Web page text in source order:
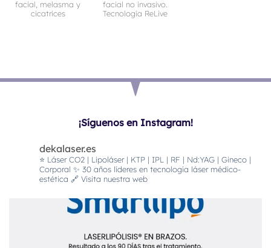
facial, melasma y
cicatrices
facial no invasivo.
Tecnología ReLive
¡Síguenos en Instagram!
dekalaser.es
⭐️ Láser CO2 | Lipoláser | KTP | IPL | RF | Nd:YAG | Gineco |
Corporal ✨ 30 años líderes en tecnología láser médico-
estética 🔗 Visita nuestra web